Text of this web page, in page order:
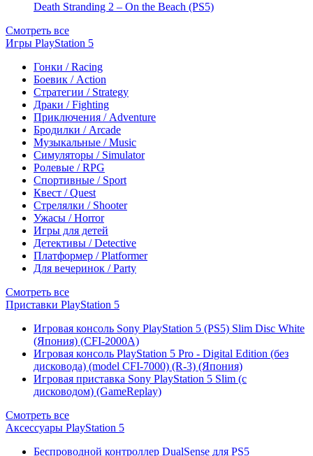
Death Stranding 2 – On the Beach (PS5)
Смотреть все
Игры PlayStation 5
Гонки / Racing
Боевик / Action
Стратегии / Strategy
Драки / Fighting
Приключения / Adventure
Бродилки / Arcade
Музыкальные / Music
Симуляторы / Simulator
Ролевые / RPG
Спортивные / Sport
Квест / Quest
Стрелялки / Shooter
Ужасы / Horror
Игры для детей
Детективы / Detective
Платформер / Platformer
Для вечеринок / Party
Смотреть все
Приставки PlayStation 5
Игровая консоль Sony PlayStation 5 (PS5) Slim Disc White
(Япония) (CFI-2000A)
Игровая консоль PlayStation 5 Pro - Digital Edition (без
дисковода) (model CFI-7000) (R-3) (Япония)
Игровая приставка Sony PlayStation 5 Slim (с
дисководом) (GameReplay)
Смотреть все
Аксессуары PlayStation 5
Беспроводной контроллер DualSense для PS5